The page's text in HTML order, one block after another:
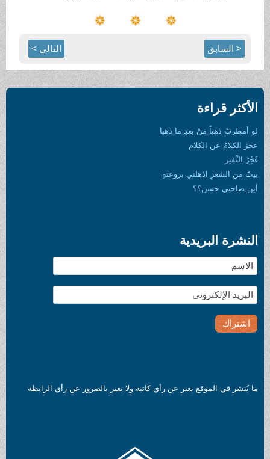
< السابق التالي >
الأكثر قراءة
لو أمطرتْ ذهباً منْ بعدِ ما ذهبا
عجز الكلامُ عن الكلام
فَجْرُ النَّفير
بيتٌ من الشعرِ اذهلني بروعتهِ
أين صاحبي حسن؟؟
النشرة البريدية
ما يُنشر في الموقع يعبر عن رأي كاتبه ولا يعبر بالضرور عن رأي الرابطة